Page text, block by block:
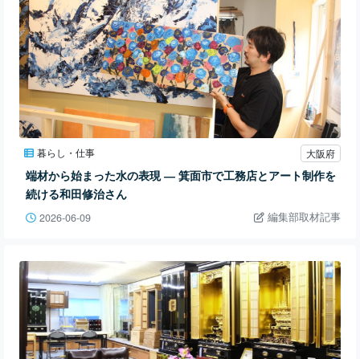
暮らし・仕事 大阪府
端材から始まった水の表現 ― 箕面市で工務店とアート制作を
続ける和田修治さん
2026-06-09 編集部取材記事